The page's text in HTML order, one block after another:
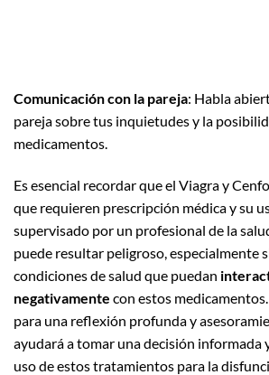
Comunicación con la pareja: Habla
pareja sobre tus inquietudes y la
medicamentos.
Es esencial recordar que el Viagra y
que requieren prescripción médica y su
supervisado por un profesional de la
puede resultar peligroso, especialmente
condiciones de salud que puedan
negativamente con estos
para una reflexión profunda y
ayudará a tomar una decisión informada
uso de estos tratamientos para la